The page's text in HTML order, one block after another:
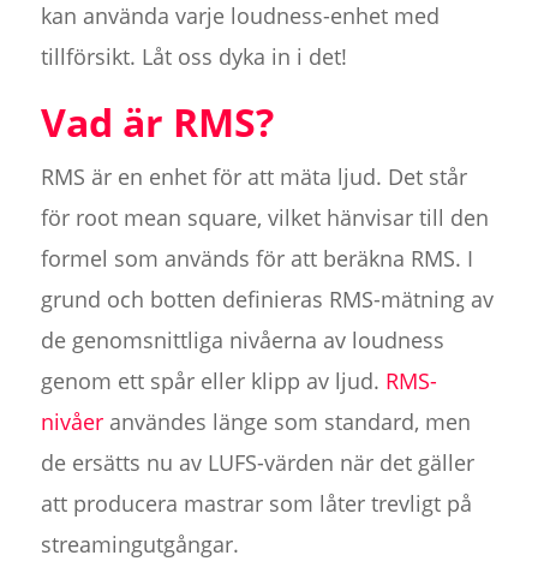
kan använda varje loudness-enhet med
tillförsikt. Låt oss dyka in i det!
Vad är RMS?
RMS är en enhet för att mäta ljud. Det står
för root mean square, vilket hänvisar till den
formel som används för att beräkna RMS. I
grund och botten definieras RMS-mätning av
de genomsnittliga nivåerna av loudness
genom ett spår eller klipp av ljud. RMS-
nivåeranvändes länge som standard, men
de ersätts nu av LUFS-värden när det gäller
att producera mastrar som låter trevligt på
streamingutgångar.